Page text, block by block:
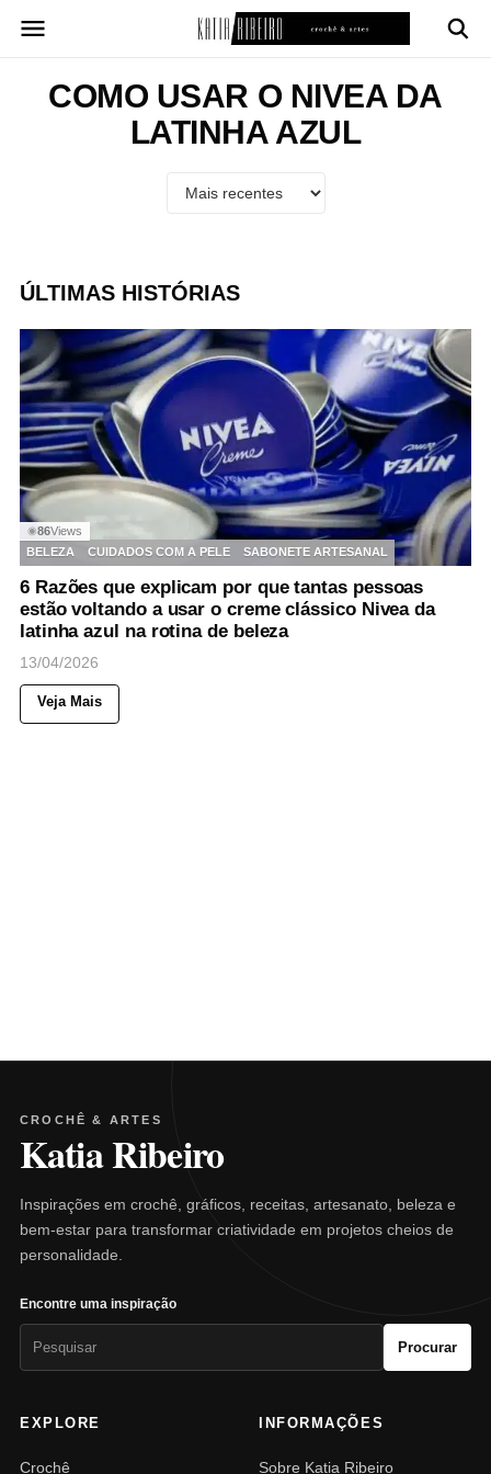
para
conteúdoCOMO USAR O NIVEA DA
LATINHA AZUL
ÚLTIMAS HISTÓRIAS
◉86Views
BELEZA
CUIDADOS COM A PELE SABONETE ARTESANAL
6 Razões que explicam por que tantas pessoas
estão voltando a usar o creme clássico Nivea da
latinha azul na rotina de beleza
13/04/2026
Veja Mais
CROCHÊ & ARTES
Katia Ribeiro
Inspirações em crochê, gráficos, receitas, artesanato, beleza e
bem-estar para transformar criatividade em projetos cheios de
personalidade.
Encontre uma inspiração
Procurar
EXPLORE
Crochê
INFORMAÇÕES
Sobre Katia Ribeiro